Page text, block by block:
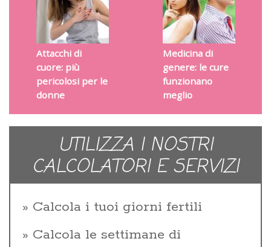
Attacchi di
cuore: più
pericolosi per le
donne
Medicina di
genere: le cure
funzionano
meglio
UTILIZZA I NOSTRI
CALCOLATORI E SERVIZI
Calcola i tuoi giorni fertili
Calcola le settimane di